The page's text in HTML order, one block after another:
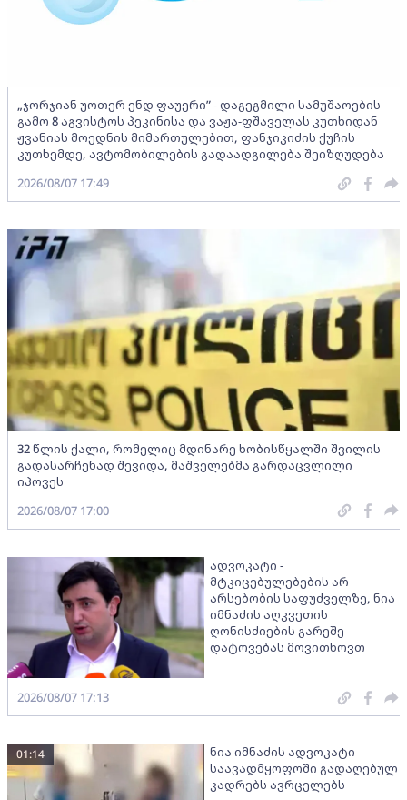
„ჯორჯიან უოთერ ენდ ფაუერი” - დაგეგმილი სამუშაოების
გამო 8 აგვისტოს პეკინისა და ვაჟა-ფშაველას კუთხიდან
ჟვანიას მოედნის მიმართულებით, ფანჯიკიძის ქუჩის
კუთხემდე, ავტომობილების გადაადგილება შეიზღუდება
2026/08/07 17:49
32 წლის ქალი, რომელიც მდინარე ხობისწყალში შვილის
გადასარჩენად შევიდა, მაშველებმა გარდაცვლილი
იპოვეს
2026/08/07 17:00
ადვოკატი -
მტკიცებულებების არ
არსებობის საფუძველზე, ნია
იმნაძის აღკვეთის
ღონისძიების გარეშე
დატოვებას მოვითხოვთ
2026/08/07 17:13
ნია იმნაძის ადვოკატი
საავადმყოფოში გადაღებულ
კადრებს ავრცელებს
01:14